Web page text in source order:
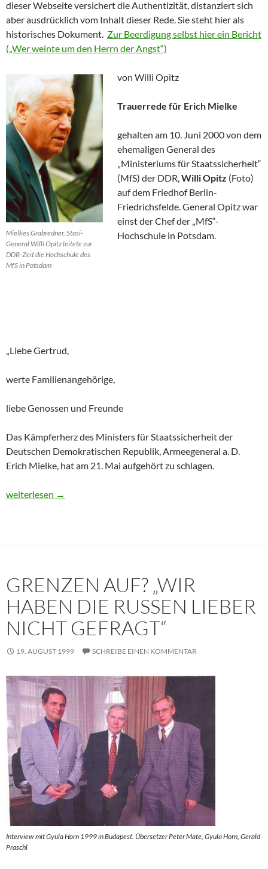
dieser Webseite versichert die Authentizität, distanziert sich
aber ausdrücklich vom Inhalt dieser Rede. Sie steht hier als
historisches Dokument. Zur Beerdigung selbst hier ein Bericht
(„Wer weinte um den Herrn der Angst“)
Mielkes Grabredner, Stasi-
General Willi Opitz leitete zur
DDR-Zeit die Hochschule des
MfS in Potsdam
von Willi Opitz
Trauerrede für Erich Mielke
gehalten am 10. Juni 2000 von dem
ehemaligen General des
„Ministeriums für Staatssicherheit“
(MfS) der DDR,Willi Opitz (Foto)
auf dem Friedhof Berlin-
Friedrichsfelde. General Opitz war
einst der Chef der „MfS“-
Hochschule in Potsdam.
„Liebe Gertrud,
werte Familienangehörige,
liebe Genossen und Freunde
Das Kämpferherz des Ministers für Staatssicherheit der
Deutschen Demokratischen Republik, Armeegeneral a. D.
Erich Mielke, hat am 21. Mai aufgehört zu schlagen.
Historisches Dokument: Die Trauerrede für Erich Mielke (1907-
weiterlesen →
GRENZEN AUF? „WIR
HABEN DIE RUSSEN LIEBER
NICHT GEFRAGT“
19. AUGUST 1999 SCHREIBE EINEN KOMMENTAR
Interview mit Gyula Horn 1999 in Budapest. Übersetzer Peter Mate, Gyula Horn, Gerald
Praschl